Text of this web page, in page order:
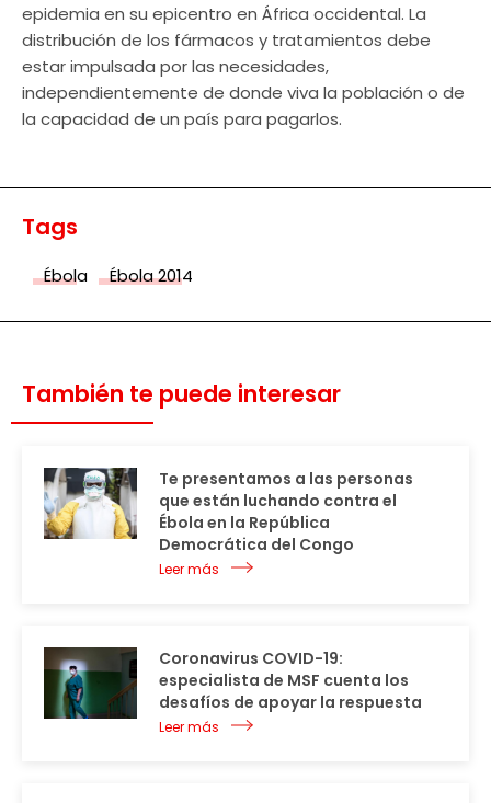
epidemia en su epicentro en África occidental. La
distribución de los fármacos y tratamientos debe
estar impulsada por las necesidades,
independientemente de donde viva la población o de
la capacidad de un país para pagarlos.
Tags
Ébola Ébola 2014
También te puede interesar
Te presentamos a las personas
que están luchando contra el
Ébola en la República
Democrática del Congo
Leer más
Coronavirus COVID-19:
especialista de MSF cuenta los
desafíos de apoyar la respuesta
Leer más